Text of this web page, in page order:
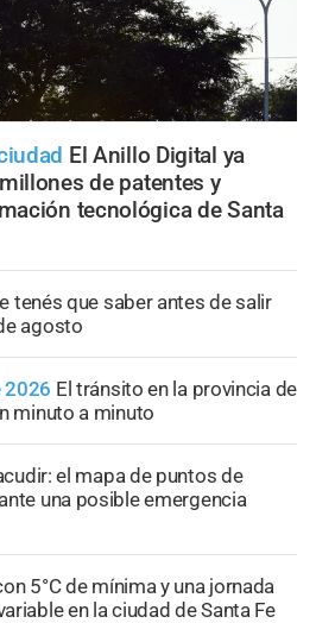
El Anillo Digital ya
de patentes y
tecnológica de Santa
tenés que saber antes de salir
agosto
2026 El tránsito en la provincia de
minuto a minuto
el mapa de puntos de
una posible emergencia
5°C de mínima y una jornada
en la ciudad de Santa Fe